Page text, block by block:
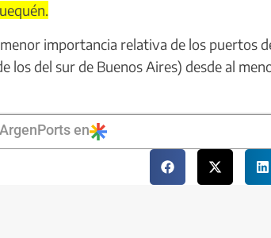
importancia relativa de los puertos
los del sur de Buenos Aires) desde al
en